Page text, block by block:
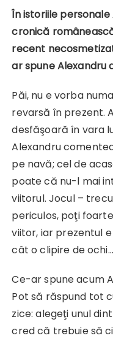
În istoriile
cronică
recent
ar spune Alexandru
Păi, nu e vorba
revarsă în prezent.
desfăşoară în vara
Alexandru
pe navă; cel de
poate că nu-l mai
viitorul. Jocul –
periculos, poţi
viitor, iar prezentul
cât o clipire de ochi…
Ce-ar spune acum
Pot să răspund tot
zice: alegeţi unul
cred că trebuie să